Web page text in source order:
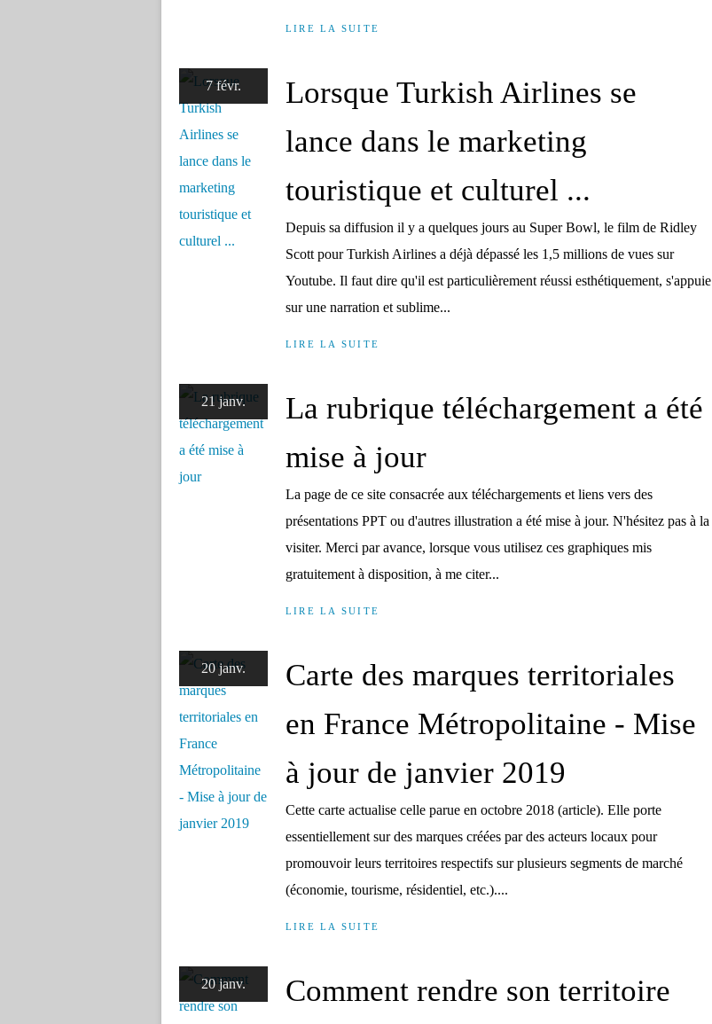
LIRE LA SUITE
7 févr.
Lorsque Turkish Airlines se
lance dans le marketing
touristique et culturel ...
Depuis sa diffusion il y a quelques jours au Super Bowl, le film de Ridley
Scott pour Turkish Airlines a déjà dépassé les 1,5 millions de vues sur
Youtube. Il faut dire qu'il est particulièrement réussi esthétiquement, s'appuie
sur une narration et sublime...
LIRE LA SUITE
21 janv.
La rubrique téléchargement a été
mise à jour
La page de ce site consacrée aux téléchargements et liens vers des
présentations PPT ou d'autres illustration a été mise à jour. N'hésitez pas à la
visiter. Merci par avance, lorsque vous utilisez ces graphiques mis
gratuitement à disposition, à me citer...
LIRE LA SUITE
20 janv.
Carte des marques territoriales
en France Métropolitaine - Mise
à jour de janvier 2019
Cette carte actualise celle parue en octobre 2018 (article). Elle porte
essentiellement sur des marques créées par des acteurs locaux pour
promouvoir leurs territoires respectifs sur plusieurs segments de marché
(économie, tourisme, résidentiel, etc.)....
LIRE LA SUITE
20 janv.
Comment rendre son territoire